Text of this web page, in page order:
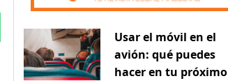
Usar el móvil en el
avión: qué puedes
hacer en tu próximo